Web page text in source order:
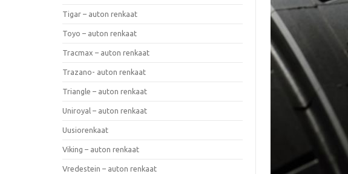
Tigar – auton renkaat
Toyo – auton renkaat
Tracmax – auton renkaat
Trazano- auton renkaat
Triangle – auton renkaat
Uniroyal – auton renkaat
Uusiorenkaat
Viking – auton renkaat
Vredestein – auton renkaat